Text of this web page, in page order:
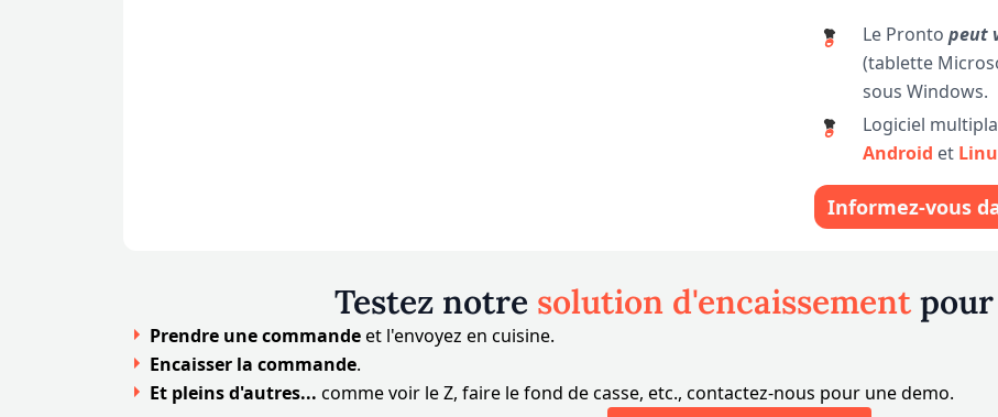
Le Pronto peut
(tablette
sous Windows.
Logiciel
Android et
Informez-vous
Testez notre solution d'encaissementpour
Prendre une commandeet l'envoyez en cuisine.
Encaisser la commande.
Et pleins d'autres... comme voir le Z, faire le fond de casse, etc., contactez-nous pour une demo.